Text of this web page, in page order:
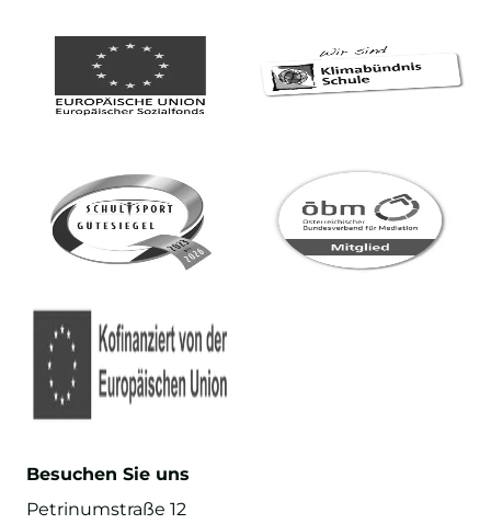
Besuchen Sie uns
Petrinumstraße 12